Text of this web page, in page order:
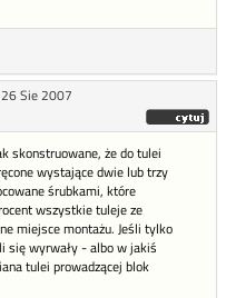
26 Sie 2007
skonstruowane, że do tulei
wystające dwie lub trzy
śrubkami, które
wszystkie tuleje ze
miejsce montażu. Jeśli tylko
się wyrwały - albo w jakiś
tulei prowadzącej blok